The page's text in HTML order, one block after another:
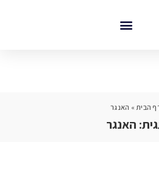
הבית» האנגר
האנגר